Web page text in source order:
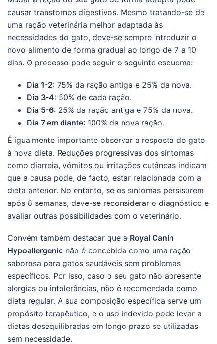
causar transtornos digestivos. Mesmo tratando-se de
uma ração veterinária melhor adaptada às
necessidades do gato, deve-se sempre introduzir o
novo alimento de forma gradual ao longo de 7 a 10
dias. O processo pode seguir o seguinte esquema:
Dia 1-2: 75% da ração antiga e 25% da nova.
Dia 3-4: 50% de cada ração.
Dia 5-6: 25% da ração antiga e 75% da nova.
Dia 7 em diante: 100% da nova ração.
É igualmente importante observar a resposta do gato
à nova dieta. Reduções progressivas dos sintomas
como diarreia, vómitos ou irritações cutâneas indicam
que a causa pode, de facto, estar relacionada com a
dieta anterior. No entanto, se os sintomas persistirem
após 8 semanas, deve-se reconsiderar o diagnóstico e
avaliar outras possibilidades com o veterinário.
Convém também destacar que a Royal Canin
Hypoallergenic não é concebida como uma ração
saborosa para gatos saudáveis sem problemas
específicos. Por isso, caso o seu gato não apresente
alergias ou intolerâncias, não é recomendada como
dieta regular. A sua composição específica serve um
propósito terapêutico, e o uso indevido pode levar a
dietas desequilibradas em longo prazo se utilizadas
sem necessidade.